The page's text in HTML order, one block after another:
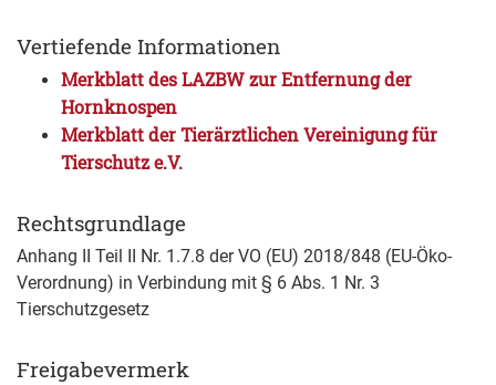
Vertiefende Informationen
Merkblatt des LAZBW zur Entfernung der
Hornknospen
Merkblatt der Tierärztlichen Vereinigung für
Tierschutz e.V.
Rechtsgrundlage
Anhang II Teil II Nr. 1.7.8 der VO (EU) 2018/848 (EU-Öko-
Verordnung) in Verbindung mit § 6 Abs. 1 Nr. 3
Tierschutzgesetz
Freigabevermerk